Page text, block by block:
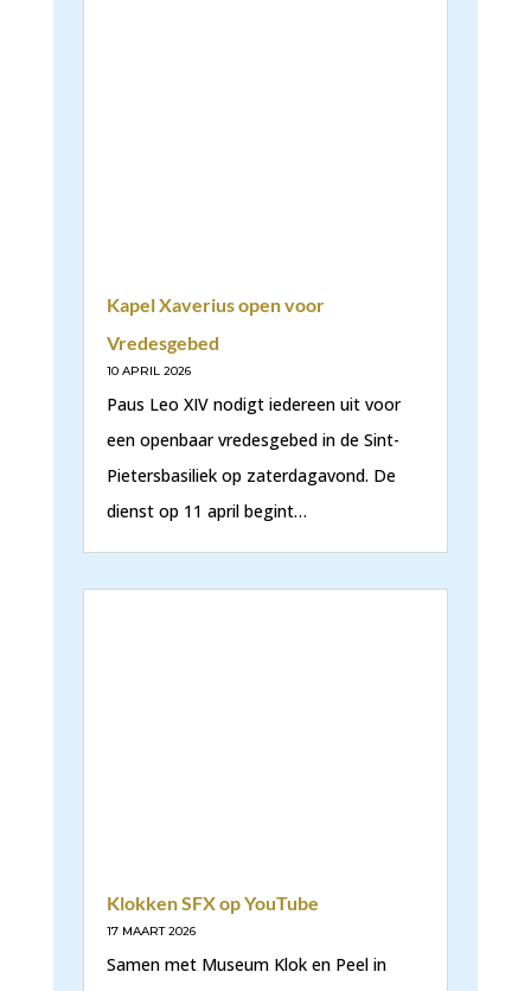
Kapel Xaverius open voor
Vredesgebed
10 APRIL 2026
Paus Leo XIV nodigt iedereen uit voor
een openbaar vredesgebed in de Sint-
Pietersbasiliek op zaterdagavond. De
dienst op 11 april begint…
Klokken SFX op YouTube
17 MAART 2026
Samen met Museum Klok en Peel in